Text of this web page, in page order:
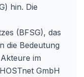
hin. Die
(BFSG), das
die Bedeutung
im
GmbH